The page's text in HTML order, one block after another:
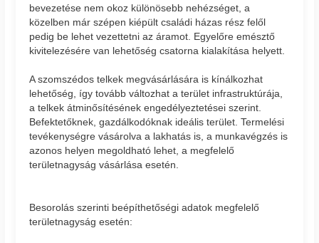
bevezetése nem okoz különösebb nehézséget, a
közelben már szépen kiépült családi házas rész felől
pedig be lehet vezettetni az áramot. Egyelőre emésztő
kivitelezésére van lehetőség csatorna kialakítása helyett.
A szomszédos telkek megvásárlására is kínálkozhat
lehetőség, így tovább változhat a terület infrastruktúrája,
a telkek átminősítésének engedélyeztetései szerint.
Befektetőknek, gazdálkodóknak ideális terület. Termelési
tevékenységre vásárolva a lakhatás is, a munkavégzés is
azonos helyen megoldható lehet, a megfelelő
területnagyság vásárlása esetén.
Besorolás szerinti beépíthetőségi adatok megfelelő
területnagyság esetén: